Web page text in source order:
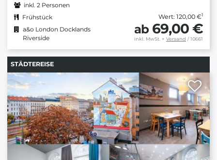
inkl. 2 Personen
Frühstück
a&o London Docklands
Riverside
Wert: 120,00 €1
ab 69,00 €
inkl. MwSt. + Versand / 10661
STÄDTEREISE